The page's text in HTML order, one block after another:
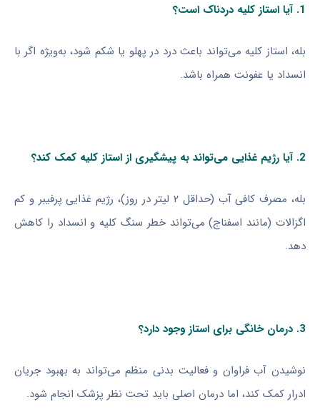
1. آیا استاز کلیه دردناک است؟
بله، استاز کلیه می‌تواند باعث درد در پهلو یا شکم شود، به‌ویژه اگر با
انسداد یا عفونت همراه باشد.
2. آیا رژیم غذایی می‌تواند به پیشگیری از استاز کلیه کمک کند؟
بله، مصرف کافی آب (حداقل ۲ لیتر در روز)، رژیم غذایی پرفیبر و کم
اگزالات (مانند اسفناج) می‌تواند خطر سنگ کلیه و انسداد را کاهش
دهد.
3. درمان خانگی برای استاز وجود دارد؟
نوشیدن آب فراوان و فعالیت بدنی منظم می‌تواند به بهبود جریان
ادرار کمک کند، اما درمان اصلی باید تحت نظر پزشک انجام شود.